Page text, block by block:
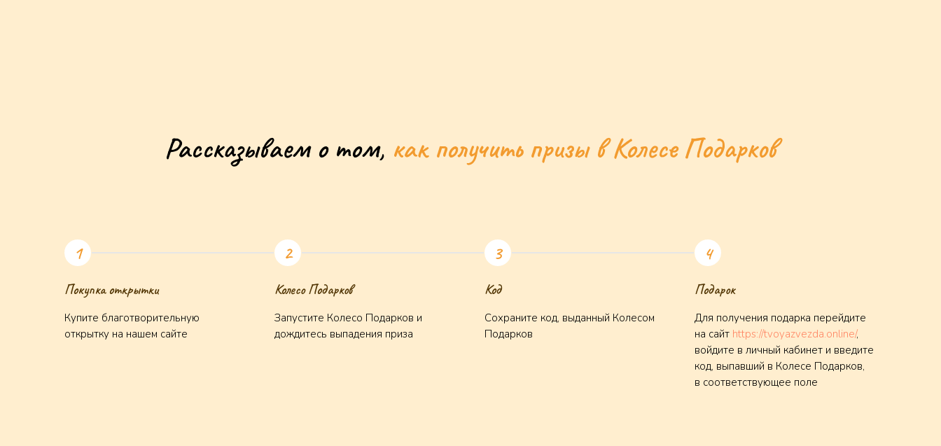
Рассказываем о том, как получить призы в Колесе Подарков
Покупка открытки
Купите благотворительную
открытку на нашем сайте
Колесо Подарков
Запустите Колесо Подарков и
дождитесь выпадения приза
Код
Сохраните код, выданный Колесом
Подарков
Подарок
Для получения подарка перейдите
на сайт https://tvoyazvezda.online/,
войдите в личный кабинет и введите
код, выпавший в Колесе Подарков,
в соответствующее поле